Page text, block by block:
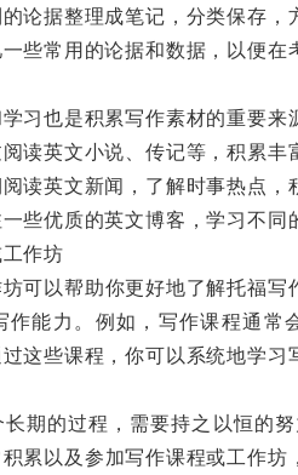
的论据整理成笔记，分类保存，
一些常用的论据和数据，以便
也是积累写作素材的重要来
阅读英文小说、传记等，积累
阅读英文新闻，了解时事热点
一些优质的英文博客，学习不
作坊
以帮助你更好地了解托福写
作能力。例如，写作课程通
这些课程，你可以系统地学
的过程，需要持之以恒的努
累以及参加写作课程或工作